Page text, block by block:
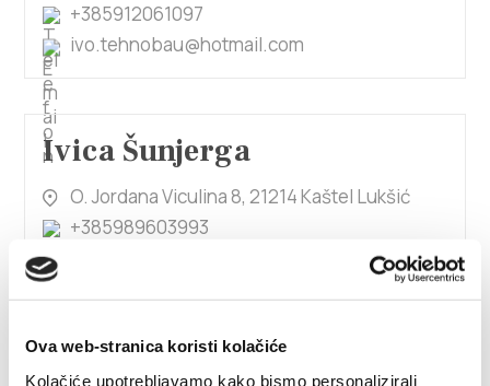
Ova web-stranica koristi kolačiće
Kolačiće upotrebljavamo kako bismo personalizirali
+385912061097
ivo.tehnobau@hotmail.com
Ivica Šunjerga
O. Jordana Viculina 8, 21214 Kaštel Lukšić
+385989603993